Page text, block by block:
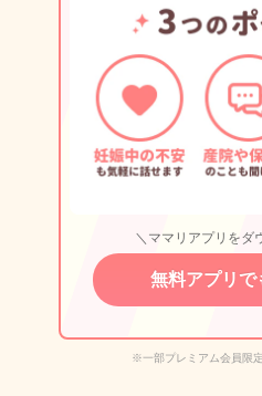
＼ママリアプリをダ
無料アプリで
※一部プレミアム会員限